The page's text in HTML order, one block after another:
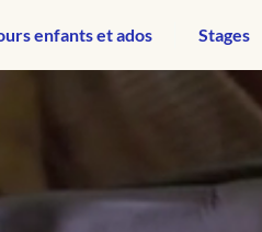
enfants et ados Stages